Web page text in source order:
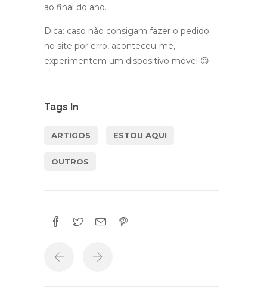
ao final do ano.
Dica: caso não consigam fazer o pedido
no site por erro, aconteceu-me,
experimentem um dispositivo móvel 😉
Tags In
ARTIGOS ESTOU AQUI
OUTROS